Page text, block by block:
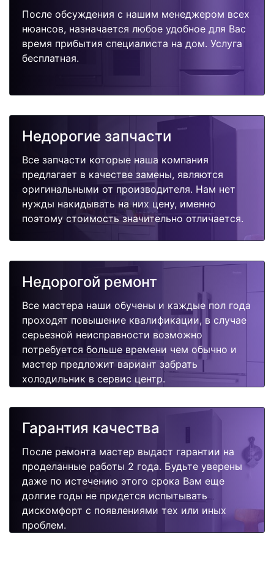
После обсуждения с нашим менеджером всех
нюансов, назначается любое удобное для Вас
время прибытия специалиста на дом. Услуга
бесплатная.
Недорогие запчасти
Все запчасти которые наша компания
предлагает в качестве замены, являются
оригинальными от производителя. Нам нет
нужды накидывать на них цену, именно
поэтому стоимость значительно отличается.
Недорогой ремонт
Все мастера наши обучены и каждые пол года
проходят повышение квалификации, в случае
серьезной неисправности возможно
потребуется больше времени чем обычно и
мастер предложит вариант забрать
холодильник в сервис центр.
Гарантия качества
После ремонта мастер выдаст гарантии на
проделанные работы 2 года. Будьте уверены
даже по истечению этого срока Вам еще
долгие годы не придется испытывать
дискомфорт с появлениями тех или иных
проблем.